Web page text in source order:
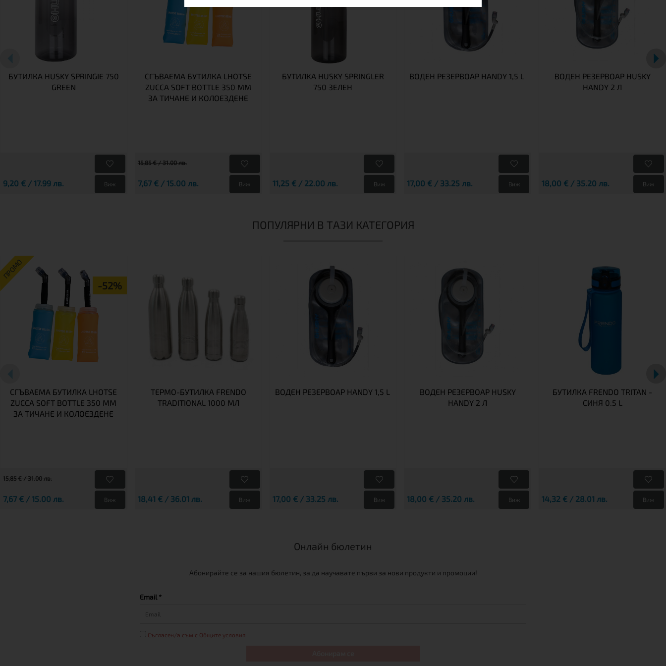
БУТИЛКА HUSKY SPRINGIE 750
GREEN
9,20 € / 17.99 лв. Виж
СГЪВАЕМА БУТИЛКА LHOTSE
ZUCCA SOFT BOTTLE 350 ММ
ЗА ТИЧАНЕ И КОЛОЕЗДЕНЕ
15,85 € / 31.00 лв.
7,67 € / 15.00 лв. Виж
БУТИЛКА HUSKY SPRINGLER
750 ЗЕЛЕН
11,25 € / 22.00 лв. Виж
ВОДЕН РЕЗЕРВОАР HANDY 1,5 L
17,00 € / 33.25 лв. Виж
ВОДЕН РЕЗЕРВОАР HUSKY
HANDY 2 Л
18,00 € / 35.20 лв. Виж
ПОПУЛЯРНИ В ТАЗИ КАТЕГОРИЯ
ПРОМО
-52%
СГЪВАЕМА БУТИЛКА LHOTSE
ZUCCA SOFT BOTTLE 350 ММ
ЗА ТИЧАНЕ И КОЛОЕЗДЕНЕ
15,85 € / 31.00 лв.
7,67 € / 15.00 лв. Виж
ТЕРМО-БУТИЛКА FRENDO
TRADITIONAL 1000 МЛ
18,41 € / 36.01 лв. Виж
ВОДЕН РЕЗЕРВОАР HANDY 1,5 L
17,00 € / 33.25 лв. Виж
ВОДЕН РЕЗЕРВОАР HUSKY
HANDY 2 Л
18,00 € / 35.20 лв. Виж
БУТИЛКА FRENDO TRITAN -
СИНЯ 0.5 L
14,32 € / 28.01 лв. Виж
Онлайн бюлетин
Абонирайте се за нашия бюлетин, за да научавате първи за нови продукти и промоции!
Email *
Съгласен/а съм с Общите условия